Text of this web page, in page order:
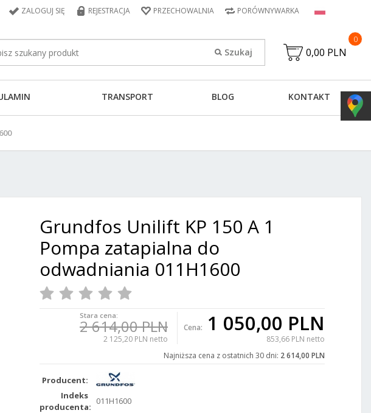
ZALOGUJ SIĘ REJESTRACJA PRZECHOWALNIA PORÓWNYWARKA
0,00 PLN
0
TRANSPORT BLOG KONTAKT
Grundfos Unilift KP 150 A 1
Pompa zatapialna do
odwadniania 011H1600
Cena: 1 050,00 PLN
853,66 PLN netto
Stara cena:
2 614,00 PLN
2 125,20 PLN netto
Najniższa cena z ostatnich 30 dni: 2 614,00 PLN
Producent:
Indeks
producenta:
011H1600